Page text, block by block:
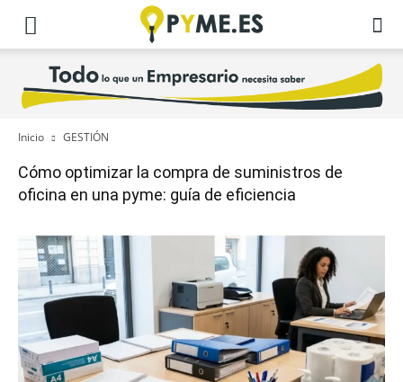
Inicio GESTIÓN
Cómo optimizar la compra de suministros de
oficina en una pyme: guía de eficiencia